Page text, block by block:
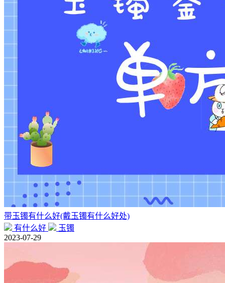
带玉镯有什么好(戴玉镯有什么好处)
有什么好
玉镯
2023-07-29